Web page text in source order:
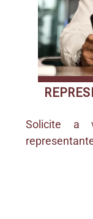
Solicite a